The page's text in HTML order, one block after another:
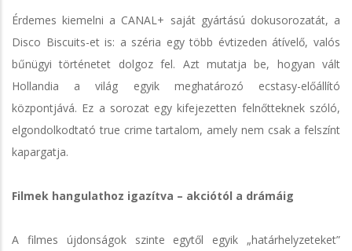
Érdemes kiemelni a CANAL+ saját gyártású dokusorozatát, a
Disco Biscuits-et is: a széria egy több évtizeden átívelő, valós
bűnügyi történetet dolgoz fel. Azt mutatja be, hogyan vált
Hollandia a világ egyik meghatározó ecstasy-előállító
központjává. Ez a sorozat egy kifejezetten felnőtteknek szóló,
elgondolkodtató true crime tartalom, amely nem csak a felszínt
kapargatja.
Filmek hangulathoz igazítva – akciótól a drámáig
A filmes újdonságok szinte egytől egyik „határhelyzeteket”